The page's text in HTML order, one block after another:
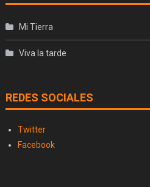
Mi Tierra
Viva la tarde
REDES SOCIALES
Twitter
Facebook